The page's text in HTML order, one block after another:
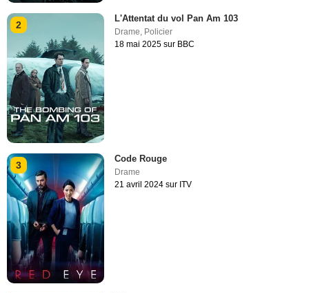
2
L'Attentat du vol Pan Am 103
Drame Policier
18 mai 2025 sur BBC
3
Code Rouge
Drame
21 avril 2024 sur ITV